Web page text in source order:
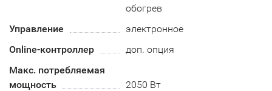
обогрев
Управление
электронное
Online-контроллер
доп. опция
Макс. потребляемая
мощность
2050 Вт